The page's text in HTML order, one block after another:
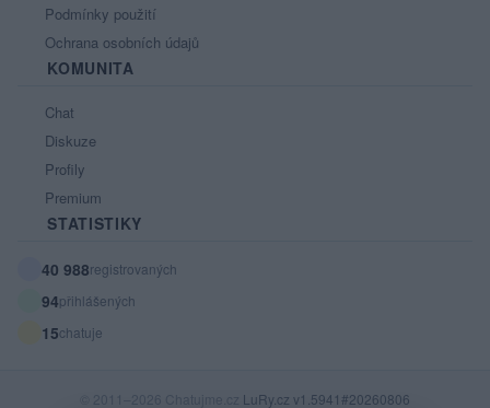
Podmínky použití
Ochrana osobních údajů
KOMUNITA
Chat
Diskuze
Profily
Premium
STATISTIKY
40 988registrovaných
94přihlášených
15chatuje
© 2011–2026 Chatujme.cz LuRy.cz v1.5941#20260806